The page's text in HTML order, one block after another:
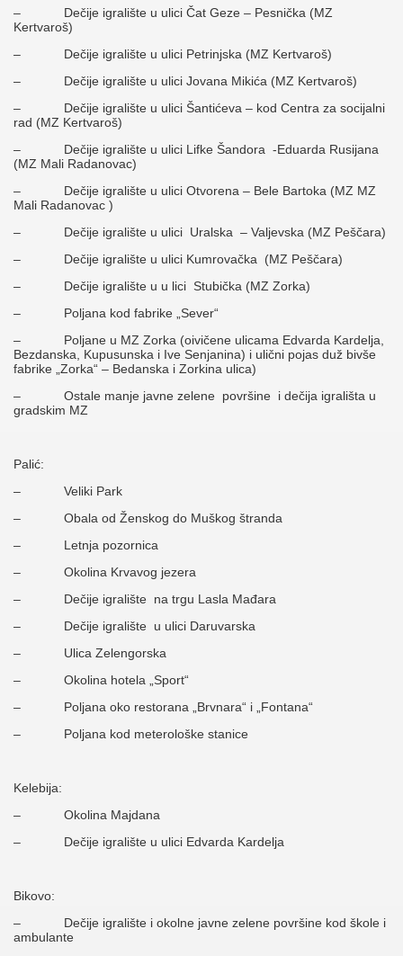
– Dečije igralište u ulici Čat Geze – Pesnička (MZ
Kertvaroš)
– Dečije igralište u ulici Petrinjska (MZ Kertvaroš)
– Dečije igralište u ulici Jovana Mikića (MZ Kertvaroš)
– Dečije igralište u ulici Šantićeva – kod Centra za socijalni
rad (MZ Kertvaroš)
– Dečije igralište u ulici Lifke Šandora -Eduarda Rusijana
(MZ Mali Radanovac)
– Dečije igralište u ulici Otvorena – Bele Bartoka (MZ MZ
Mali Radanovac )
– Dečije igralište u ulici Uralska – Valjevska (MZ Peščara)
– Dečije igralište u ulici Kumrovačka (MZ Peščara)
– Dečije igralište u u lici Stubička (MZ Zorka)
– Poljana kod fabrike „Sever“
– Poljane u MZ Zorka (oivičene ulicama Edvarda Kardelja,
Bezdanska, Kupusunska i Ive Senjanina) i ulični pojas duž bivše
fabrike „Zorka“ – Bedanska i Zorkina ulica)
– Ostale manje javne zelene površine i dečija igrališta u
gradskim MZ
Palić:
– Veliki Park
– Obala od Ženskog do Muškog štranda
– Letnja pozornica
– Okolina Krvavog jezera
– Dečije igralište na trgu Lasla Mađara
– Dečije igralište u ulici Daruvarska
– Ulica Zelengorska
– Okolina hotela „Sport“
– Poljana oko restorana „Brvnara“ i „Fontana“
– Poljana kod meterološke stanice
Kelebija:
– Okolina Majdana
– Dečije igralište u ulici Edvarda Kardelja
Bikovo:
– Dečije igralište i okolne javne zelene površine kod škole i
ambulante